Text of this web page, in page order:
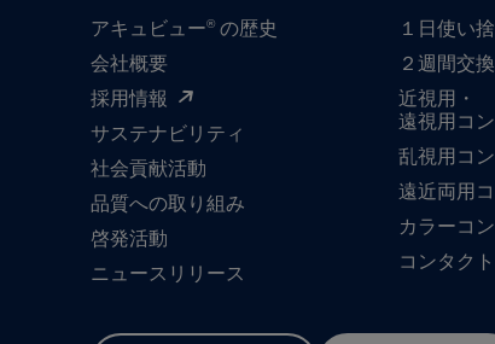
アキュビュー® の歴史
会社概要
採用情報
サステナビリティ
社会貢献活動
品質への​取り組み
啓発活動
ニュースリリース
１日​使い
２週間交
近視用・
遠視用コ
乱視用コ
遠近両用
カラーコ
コンタク